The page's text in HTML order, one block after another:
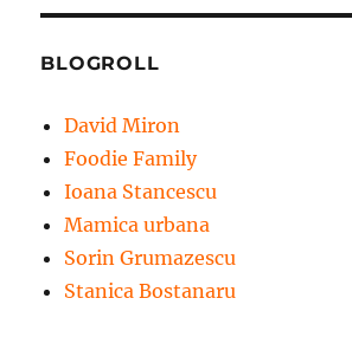
BLOGROLL
David Miron
Foodie Family
Ioana Stancescu
Mamica urbana
Sorin Grumazescu
Stanica Bostanaru